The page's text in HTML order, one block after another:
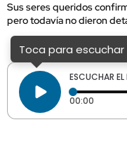
Sus seres queridos
pero todavía no dieron
Toca para escuchar
ESCUCHAR
00:00